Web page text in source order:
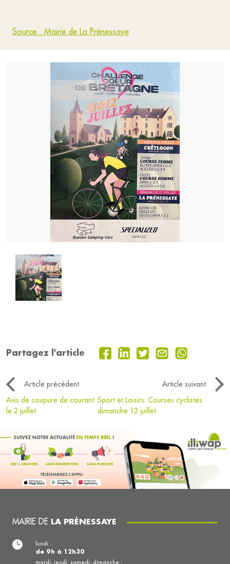
Source : Mairie de La Prénessaye
Partagez l'article
Article précédent
Article suivant
Avis de coupure de courant
le 2 juillet
Sport et Loisirs: Courses cyclistes
dimanche 12 juillet
MAIRIE DE LA PRÉNESSAYE
lundi :
de 9h à 12h30
mardi, jeudi, samedi, dimanche :